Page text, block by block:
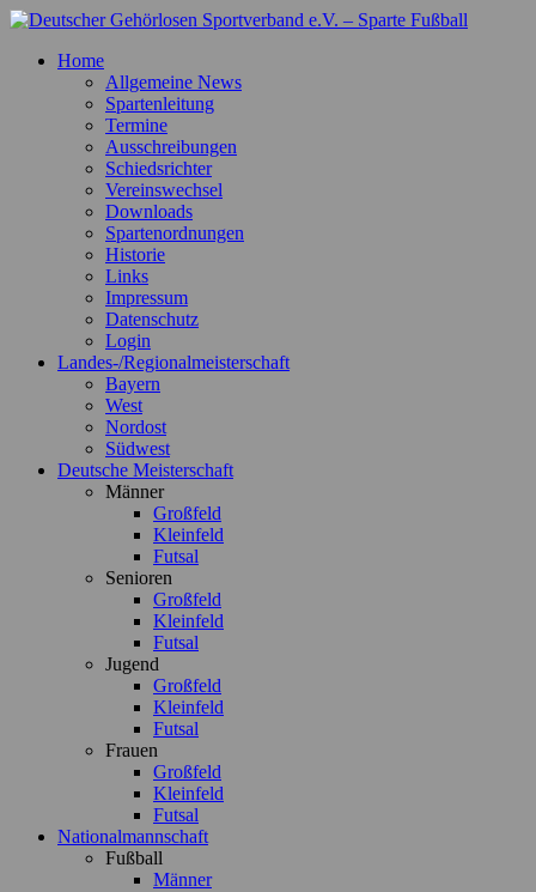
Zum
springen
Deutscher Gehörlosen Sportverband e.V. – Sparte Fußball
Offizielle Webseite der Sparte Fußball
Home
Allgemeine News
Spartenleitung
Termine
Ausschreibungen
Schiedsrichter
Vereinswechsel
Downloads
Spartenordnungen
Historie
Links
Impressum
Datenschutz
Login
Landes-/Regionalmeisterschaft
Bayern
West
Nordost
Südwest
Deutsche Meisterschaft
Männer
Großfeld
Kleinfeld
Futsal
Senioren
Großfeld
Kleinfeld
Futsal
Jugend
Großfeld
Kleinfeld
Futsal
Frauen
Großfeld
Kleinfeld
Futsal
Nationalmannschaft
Fußball
Männer